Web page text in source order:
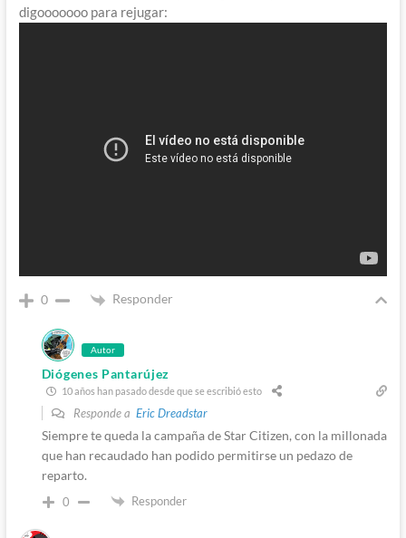
digooooooo para rejugar:
0 Responder
Autor
Diógenes Pantarújez
10 años han pasado desde que se escribió esto
Responde a Eric Dreadstar
Siempre te queda la campaña de Star Citizen, con la millonada
que han recaudado han podido permitirse un pedazo de
reparto.
0 Responder